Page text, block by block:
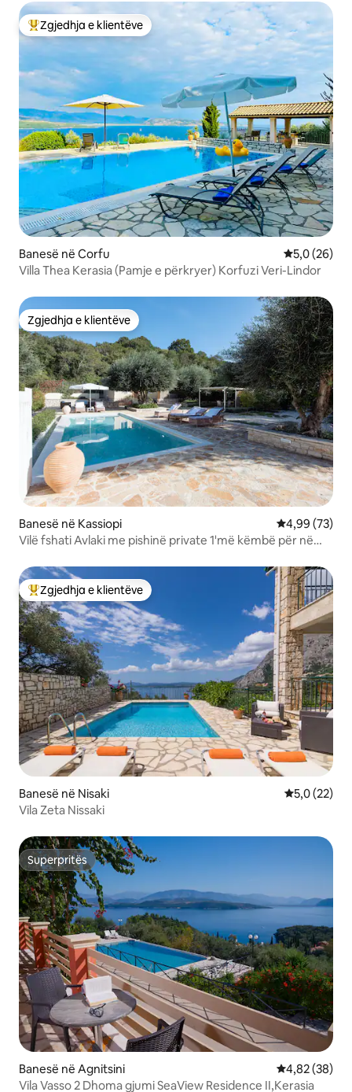
Më të mirat e zgjedhjeve të klientëve
Zgjedhja e klientëve
Banesë në Corfu Vlerësimi
5,0 (26)
Villa Thea Kerasia (Pamje e përkryer) Korfuzi Veri-Lindor
Zgjedhja e klientëve
Zgjedhja e klientëve
Banesë në Kassiopi Vlerësimi
4,99 (73)
Vilë fshati Avlaki me pishinë private 1'më këmbë për në
Më të mirat e zgjedhjeve të klientëve
Zgjedhja e klientëve
Banesë në Nisaki Vlerësimi
5,0 (22)
Vila Zeta Nissaki
Superpritës
Superpritës
Banesë në Agnitsini Vlerësimi
4,82 (38)
Vila Vasso 2 Dhoma gjumi SeaView Residence II,Kerasia